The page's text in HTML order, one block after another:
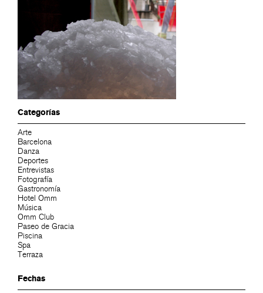
Categorías
Arte
Barcelona
Danza
Deportes
Entrevistas
Fotografía
Gastronomía
Hotel Omm
Música
Omm Club
Paseo de Gracia
Piscina
Spa
Terraza
Fechas